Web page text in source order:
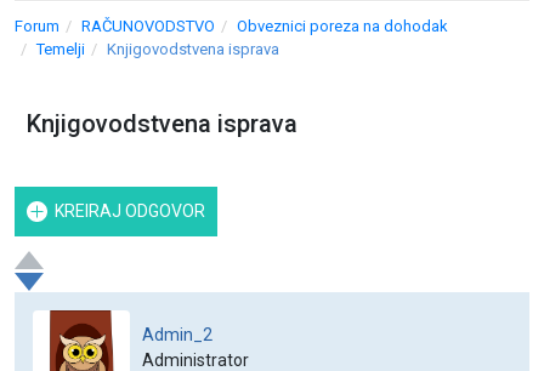
Forum RAČUNOVODSTVO
Obveznici poreza na dohodak
Temelji
Knjigovodstvena isprava
Knjigovodstvena isprava
KREIRAJ ODGOVOR
Admin_2
Administrator